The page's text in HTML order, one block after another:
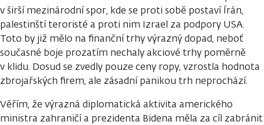
v širší mezinárodní spor, kde se proti sobě postaví Írán,
palestinští teroristé a proti nim Izrael za podpory USA.
Toto by již mělo na finanční trhy výrazný dopad, neboť
současné boje prozatím nechaly akciové trhy poměrně
v klidu. Dosud se zvedly pouze ceny ropy, vzrostla hodnota
zbrojařských firem, ale zásadní panikou trh neprochází.
Věřím, že výrazná diplomatická aktivita amerického
ministra zahraničí a prezidenta Bidena měla za cíl zabránit